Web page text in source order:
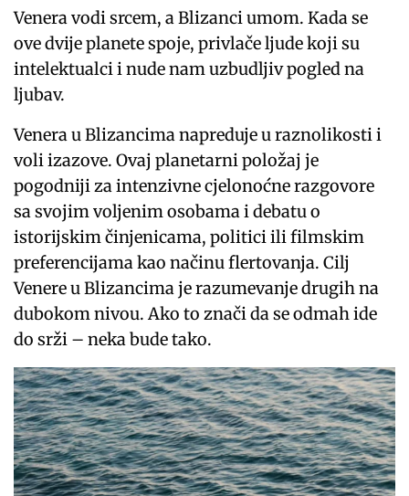
Venera vodi srcem, a Blizanci umom. Kada se
ove dvije planete spoje, privlače ljude koji su
intelektualci i nude nam uzbudljiv pogled na
ljubav.
Venera u Blizancima napreduje u raznolikosti i
voli izazove. Ovaj planetarni položaj je
pogodniji za intenzivne cjelonoćne razgovore
sa svojim voljenim osobama i debatu o
istorijskim činjenicama, politici ili filmskim
preferencijama kao načinu flertovanja. Cilj
Venere u Blizancima je razumevanje drugih na
dubokom nivou. Ako to znači da se odmah ide
do srži – neka bude tako.